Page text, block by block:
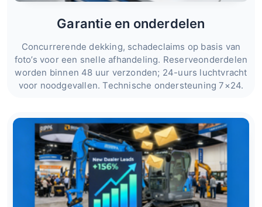
Garantie en onderdelen
Concurrerende dekking, schadeclaims op basis van
foto’s voor een snelle afhandeling. Reserveonderdelen
worden binnen 48 uur verzonden; 24-uurs luchtvracht
voor noodgevallen. Technische ondersteuning 7×24.